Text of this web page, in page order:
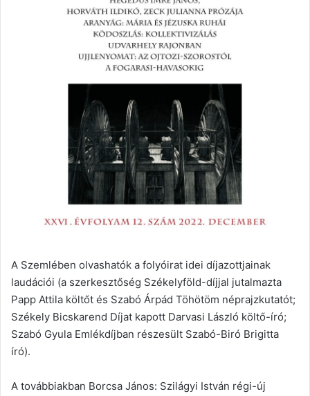
A Szemlében olvashatók a folyóirat idei díjazottjainak
laudációi (a szerkesztőség Székelyföld-díjjal jutalmazta
Papp Attila költőt és Szabó Árpád Töhötöm néprajzkutatót;
Székely Bicskarend Díjat kapott Darvasi László költő-író;
Szabó Gyula Emlékdíjban részesült Szabó-Biró Brigitta
író).
A továbbiakban Borcsa János: Szilágyi István régi-új